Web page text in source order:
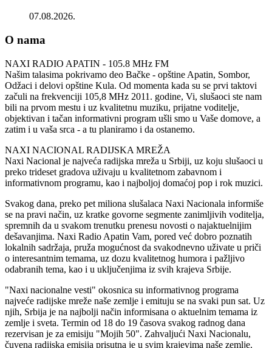
07.08.2026.
O nama
NAXI RADIO APATIN - 105.8 MHz FM
Našim talasima pokrivamo deo Bačke - opštine Apatin, Sombor,
Odžaci i delovi opštine Kula. Od momenta kada su se prvi taktovi
začuli na frekvenciji 105,8 MHz 2011. godine, Vi, slušaoci ste nam
bili na prvom mestu i uz kvalitetnu muziku, prijatne voditelje,
objektivan i tačan informativni program ušli smo u Vaše domove, a
zatim i u vaša srca - a tu planiramo i da ostanemo.
NAXI NACIONAL RADIJSKA MREŽA
Naxi Nacional je najveća radijska mreža u Srbiji, uz koju slušaoci u
preko trideset gradova uživaju u kvalitetnom zabavnom i
informativnom programu, kao i najboljoj domaćoj pop i rok muzici.
Svakog dana, preko pet miliona slušalaca Naxi Nacionala informiše
se na pravi način, uz kratke govorne segmente zanimljivih voditelja,
spremnih da u svakom trenutku prenesu novosti o najaktuelnijim
dešavanjima. Naxi Radio Apatin Vam, pored već dobro poznatih
lokalnih sadržaja, pruža mogućnost da svakodnevno uživate u priči
o interesantnim temama, uz dozu kvalitetnog humora i pažljivo
odabranih tema, kao i u uključenjima iz svih krajeva Srbije.
"Naxi nacionalne vesti" okosnica su informativnog programa
najveće radijske mreže naše zemlje i emituju se na svaki pun sat. Uz
njih, Srbija je na najbolji način informisana o aktuelnim temama iz
zemlje i sveta. Termin od 18 do 19 časova svakog radnog dana
rezervisan je za emisiju "Mojih 50". Zahvaljući Naxi Nacionalu,
čuvena radijska emisija prisutna je u svim krajevima naše zemlje.